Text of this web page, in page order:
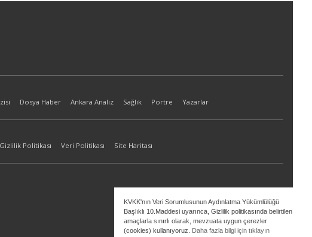
KVKK'nın Veri Sorumlusunun Aydınlatma Yükümlülüğü
Başlıklı 10.Maddesi uyarınca, Gizlilik politikasında belirtilen
amaçlarla sınırlı olarak, mevzuata uygun çerezler
(cookies) kullanıyoruz. Daha fazla bilgi için tıklayın
Dosya Haber Ankara Analiz Sağlık Portre Yazarlar
Gizlilik Politikası Veri Politikası Site Haritası